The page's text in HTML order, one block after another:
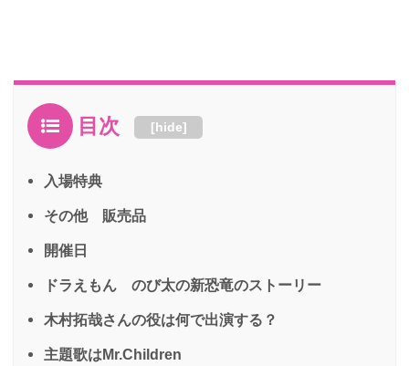
目次 [hide]
入場特典
その他 販売品
開催日
ドラえもん のび太の新恐竜のストーリー
木村拓哉さんの役は何で出演する？
主題歌はMr.Children